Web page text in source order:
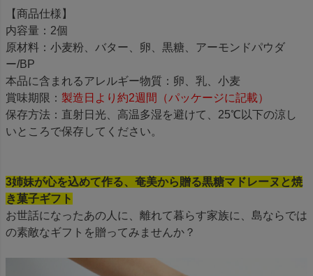
【商品仕様】
内容量：2個
原材料：小麦粉、バター、卵、黒糖、アーモンドパウダ
ー/BP
本品に含まれるアレルギー物質：卵、乳、小麦
賞味期限： 製造日より約2週間（パッケージに記載）
保存方法：直射日光、高温多湿を避けて、25℃以下の涼し
いところで保存してください。
3姉妹が心を込めて作る、奄美から贈る黒糖マドレーヌと焼
き菓子ギフト
お世話になったあの人に、離れて暮らす家族に、島ならでは
の素敵なギフトを贈ってみませんか？